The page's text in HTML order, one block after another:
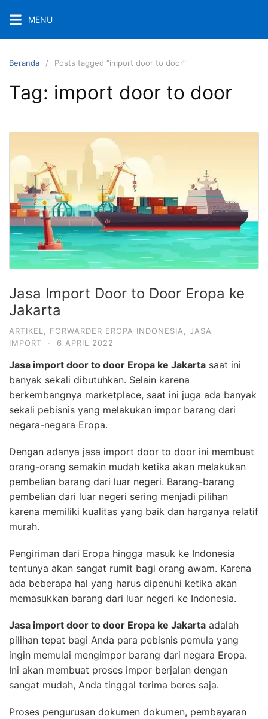
ke
konten
MENU
Beranda Posts tagged “import door to door”
Tag: import door to door
Jasa Import Door to Door Eropa ke
Jakarta
ARTIKEL, FORWARDER EROPA INDONESIA, JASA
IMPORT
· 6 APRIL 2022
Jasa import door to door Eropa ke Jakarta saat ini
banyak sekali dibutuhkan. Selain karena
berkembangnya marketplace, saat ini juga ada banyak
sekali pebisnis yang melakukan impor barang dari
negara-negara Eropa.
Dengan adanya jasa import door to door ini membuat
orang-orang semakin mudah ketika akan melakukan
pembelian barang dari luar negeri. Barang-barang
pembelian dari luar negeri sering menjadi pilihan
karena memiliki kualitas yang baik dan harganya relatif
murah.
Pengiriman dari Eropa hingga masuk ke Indonesia
tentunya akan sangat rumit bagi orang awam. Karena
ada beberapa hal yang harus dipenuhi ketika akan
memasukkan barang dari luar negeri ke Indonesia.
Jasa import door to door Eropa ke Jakarta adalah
pilihan tepat bagi Anda para pebisnis pemula yang
ingin memulai mengimpor barang dari negara Eropa.
Ini akan membuat proses impor berjalan dengan
sangat mudah, Anda tinggal terima beres saja.
Proses pengurusan dokumen dokumen, pembayaran